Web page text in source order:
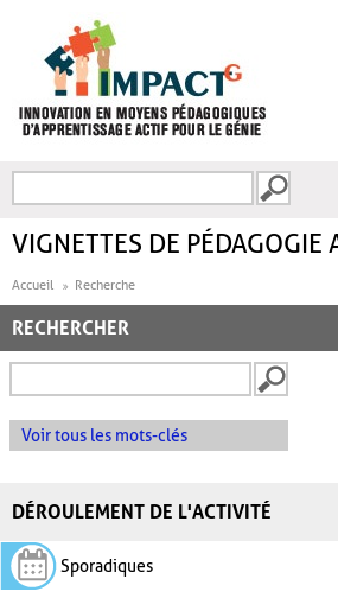
FORMULAIRE DE
VIGNETTES DE PÉDAGOGIE
Accueil Recherche
RECHERCHER
Voir tous les mots-clés
DÉROULEMENT DE L'ACTIVITÉ
Sporadiques